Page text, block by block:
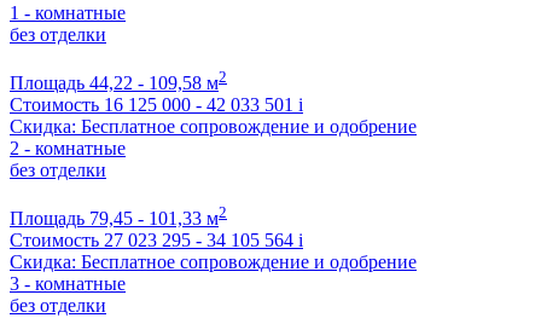
1 - комнатные
без отделки
Площадь 44,22 - 109,58 м2
Стоимость 16 125 000 - 42 033 501 i
Скидка: Бесплатное сопровождение и одобрение
2 - комнатные
без отделки
Площадь 79,45 - 101,33 м2
Стоимость 27 023 295 - 34 105 564 i
Скидка: Бесплатное сопровождение и одобрение
3 - комнатные
без отделки